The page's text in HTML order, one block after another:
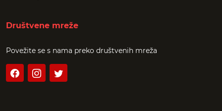
Društvene mreže
Povežite se s nama preko društvenih mreža